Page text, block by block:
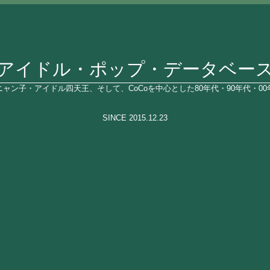
イドル・ポップ・データベー
ン子・アイドル四天王、そして、CoCoを中心とした80年代・90年代・
SINCE 2015.12.23